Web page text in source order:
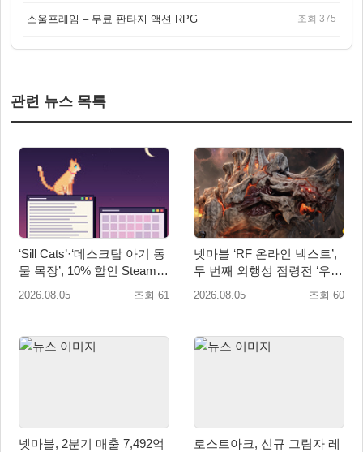
소울프레임 – 무료 판타지 액션 RPG 조회 375
관련 뉴스 목록
‘Sill Cats’·‘데스크탑 아기 동
물 목장’, 10% 할인 Steam
번들 판매
2026.08.05 조회 61
넷마블 ‘RF 온라인 넥스트’,
두 번째 외행성 점령전 ‘우샤
스 워존’ 등 업데이트 실시
2026.08.05 조회 60
넷마블, 2분기 매출 7,492억
로스트아크, 신규 그림자 레